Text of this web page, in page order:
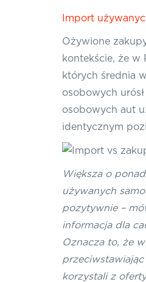
Import
Ożywione
kontekście, że w
których średnia
osobowych
osobowych aut
identycznym
Większa o
używanych
pozytywnie –
informacja dla
Oznacza to, że
korzystali z